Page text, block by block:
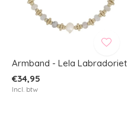
Armband - Lela Labradoriet
€34,95
Incl. btw